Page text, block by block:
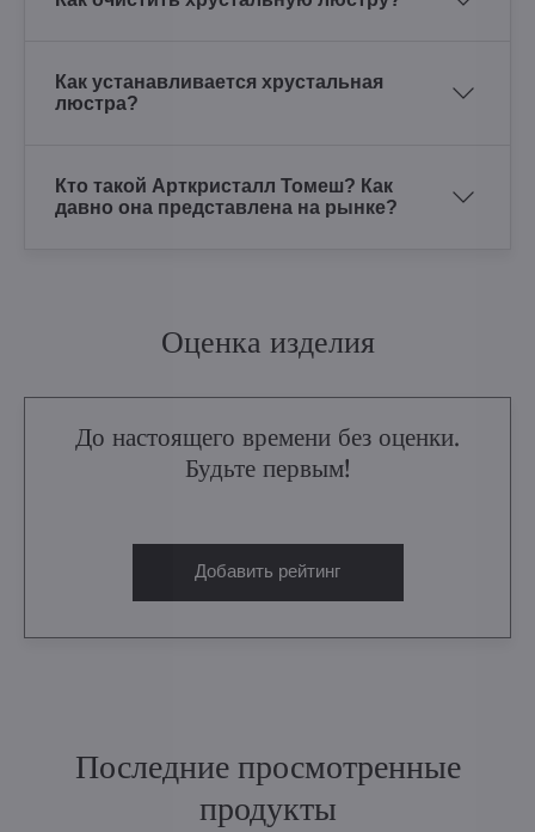
Как устанавливается хрустальная
люстра?
Кто такой Арткристалл Томеш? Как
давно она представлена на рынке?
Оценка изделия
До настоящего времени без оценки.
Будьте первым!
Добавить рейтинг
Последние просмотренные
продукты